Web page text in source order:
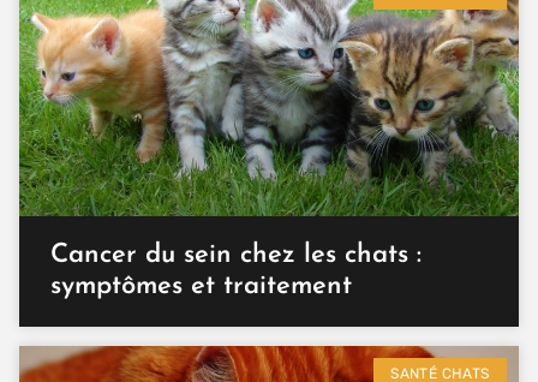
Cancer du sein chez les chats :
symptômes et traitement
SANTÉ CHATS